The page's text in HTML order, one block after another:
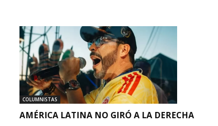
COLUMNISTAS
AMÉRICA LATINA NO GIRÓ A LA DERECHA